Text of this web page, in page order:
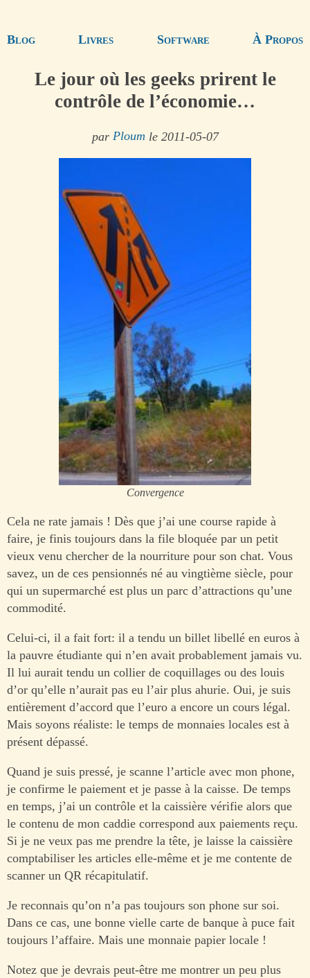
Blog Livres Software À Propos
Le jour où les geeks prirent le
contrôle de l’économie…
par Ploum le 2011-05-07
Convergence
Cela ne rate jamais ! Dès que j’ai une course rapide à
faire, je finis toujours dans la file bloquée par un petit
vieux venu chercher de la nourriture pour son chat. Vous
savez, un de ces pensionnés né au vingtième siècle, pour
qui un supermarché est plus un parc d’attractions qu’une
commodité.
Celui-ci, il a fait fort: il a tendu un billet libellé en euros à
la pauvre étudiante qui n’en avait probablement jamais vu.
Il lui aurait tendu un collier de coquillages ou des louis
d’or qu’elle n’aurait pas eu l’air plus ahurie. Oui, je suis
entièrement d’accord que l’euro a encore un cours légal.
Mais soyons réaliste: le temps de monnaies locales est à
présent dépassé.
Quand je suis pressé, je scanne l’article avec mon phone,
je confirme le paiement et je passe à la caisse. De temps
en temps, j’ai un contrôle et la caissière vérifie alors que
le contenu de mon caddie correspond aux paiements reçu.
Si je ne veux pas me prendre la tête, je laisse la caissière
comptabiliser les articles elle-même et je me contente de
scanner un QR récapitulatif.
Je reconnais qu’on n’a pas toujours son phone sur soi.
Dans ce cas, une bonne vielle carte de banque à puce fait
toujours l’affaire. Mais une monnaie papier locale !
Notez que je devrais peut-être me montrer un peu plus